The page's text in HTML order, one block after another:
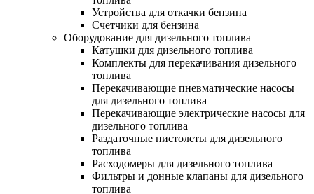
Устройства для откачки бензина
Счетчики для бензина
Оборудование для дизельного топлива
Катушки для дизельного топлива
Комплекты для перекачивания дизельного
топлива
Перекачивающие пневматические насосы
для дизельного топлива
Перекачивающие электрические насосы для
дизельного топлива
Раздаточные пистолеты для дизельного
топлива
Расходомеры для дизельного топлива
Фильтры и донные клапаны для дизельного
топлива